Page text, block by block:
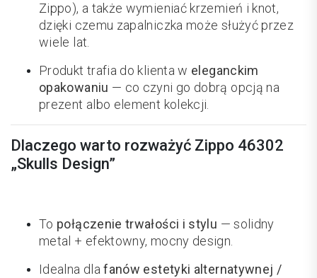
Zippo), a także wymieniać krzemień i knot,
dzięki czemu zapalniczka może służyć przez
wiele lat.
Produkt trafia do klienta w eleganckim
opakowaniu — co czyni go dobrą opcją na
prezent albo element kolekcji.
Dlaczego warto rozważyć Zippo 46302
„Skulls Design”
To połączenie trwałości i stylu — solidny
metal + efektowny, mocny design.
Idealna dlafanów estetyki alternatywnej /